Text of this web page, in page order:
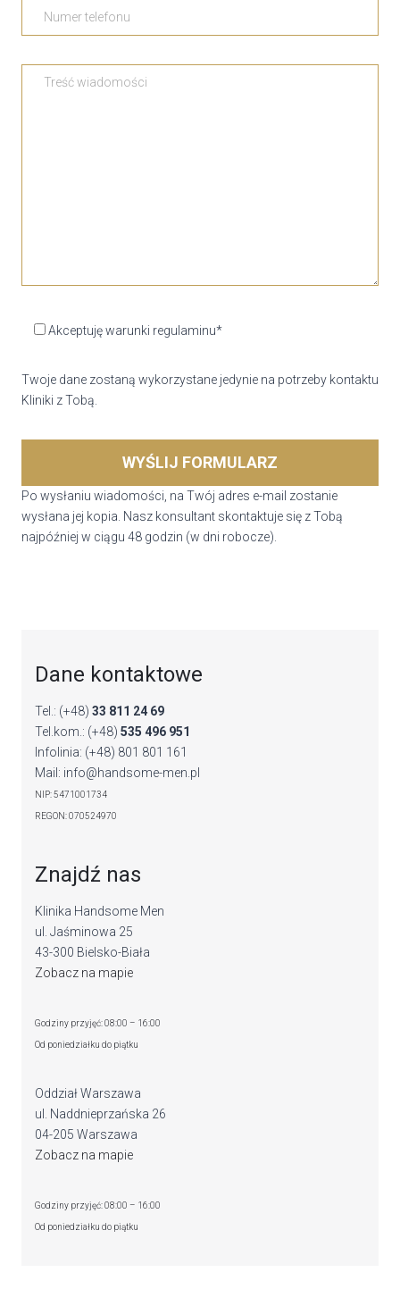
Akceptuję warunki regulaminu*
Twoje dane zostaną wykorzystane jedynie na potrzeby kontaktu
Kliniki z Tobą.
Po wysłaniu wiadomości, na Twój adres e-mail zostanie
wysłana jej kopia. Nasz konsultant skontaktuje się z Tobą
najpóźniej w ciągu 48 godzin (w dni robocze).
Dane kontaktowe
Tel.: (+48) 33 811 24 69
Tel.kom.: (+48) 535 496 951
Infolinia: (+48) 801 801 161
Mail: info@handsome-men.pl
NIP: 5471001734
REGON: 070524970
Znajdź nas
Klinika Handsome Men
ul. Jaśminowa 25
43-300 Bielsko-Biała
Zobacz na mapie
Godziny przyjęć: 08:00 – 16:00
Od poniedziałku do piątku
Oddział Warszawa
ul. Naddnieprzańska 26
04-205 Warszawa
Zobacz na mapie
Godziny przyjęć: 08:00 – 16:00
Od poniedziałku do piątku